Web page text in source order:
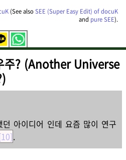
(See alsoSEE (Super Easy Edit) of docuK
and pure SEE).
주? (Another Universe
아이디어 인데 요즘 많이 연구
.